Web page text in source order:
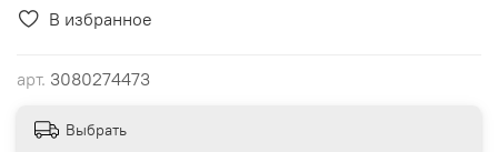
В избранное
арт. 3080274473
Выбрать